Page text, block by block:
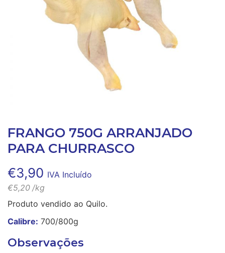
FRANGO 750G ARRANJADO
PARA CHURRASCO
€3,90 IVA Incluído
€5,20 /kg
Produto vendido ao Quilo.
Calibre: 700/800g
Observações